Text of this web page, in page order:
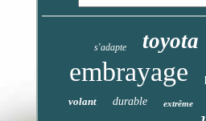
s'adapte toyota
embrayage
volant durable extrême